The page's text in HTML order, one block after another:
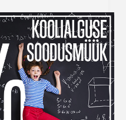
peaks raha nappima,
saad soovitud kauba
hakkad alles
protsess on lihtne –
makseviisiks valida
täita kõik vajalikud